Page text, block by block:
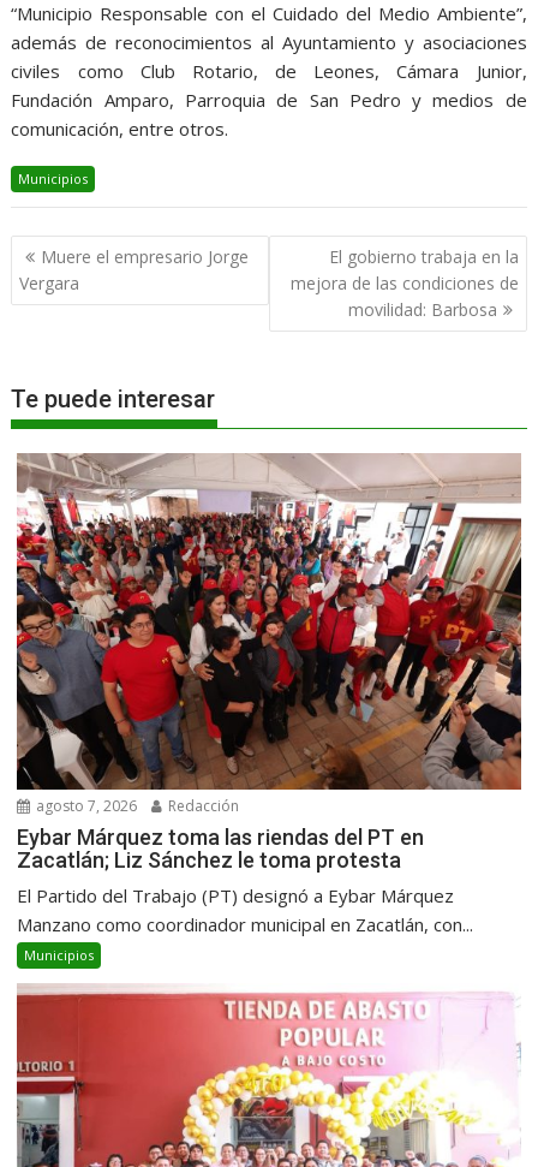
“Municipio Responsable con el Cuidado del Medio Ambiente”,
además de reconocimientos al Ayuntamiento y asociaciones
civiles como Club Rotario, de Leones, Cámara Junior,
Fundación Amparo, Parroquia de San Pedro y medios de
comunicación, entre otros.
Municipios
Navegación
de
entradas
Muere el empresario Jorge
Vergara
El gobierno trabaja en la
mejora de las condiciones de
movilidad: Barbosa
Te puede interesar
agosto 7, 2026 Redacción
Eybar Márquez toma las riendas del PT en
Zacatlán; Liz Sánchez le toma protesta
El Partido del Trabajo (PT) designó a Eybar Márquez
Manzano como coordinador municipal en Zacatlán, con...
Municipios